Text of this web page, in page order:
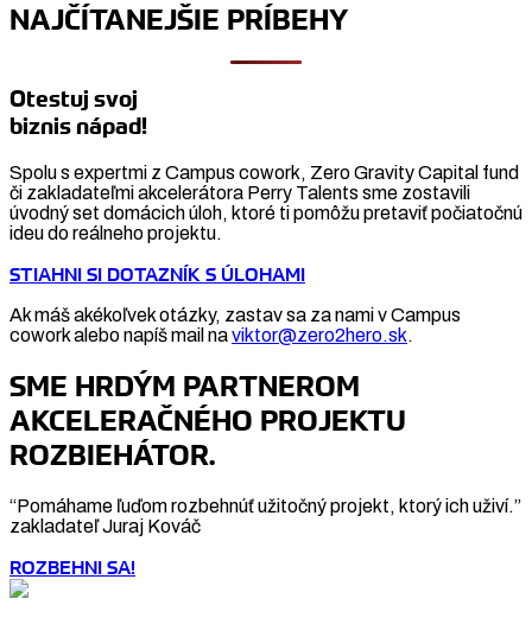
NAJČÍTANEJŠIE PRÍBEHY
Otestuj svoj
biznis nápad!
Spolu s expertmi z Campus cowork, Zero Gravity Capital fund
či zakladateľmi akcelerátora Perry Talents sme zostavili
úvodný set domácich úloh, ktoré ti pomôžu pretaviť počiatočnú
ideu do reálneho projektu.
STIAHNI SI DOTAZNÍK S ÚLOHAMI
Ak máš akékoľvek otázky, zastav sa za nami v Campus
cowork alebo napíš mail naviktor@zero2hero.sk.
SME HRDÝM PARTNEROM
AKCELERAČNÉHO PROJEKTU
ROZBIEHÁTOR.
“Pomáhame ľuďom rozbehnúť užitočný projekt, ktorý ich uživí.”
zakladateľ Juraj Kováč
ROZBEHNI SA!